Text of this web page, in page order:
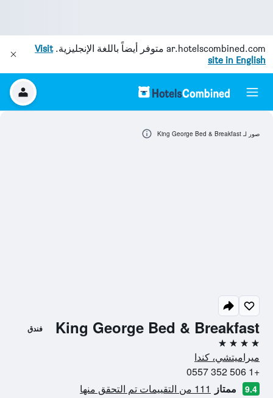
ar.hotelscombined.com متوفر أيضاً باللغة الإنجليزية.Visit
site in English
King George Bed & Breakfast فندق
4 نجوم
ميراميتشي، كندا
+1 506 352 0557
9.4 ممتاز 111 من التقييمات تم التحقق منها
صور لـ King George Bed & Breakfast